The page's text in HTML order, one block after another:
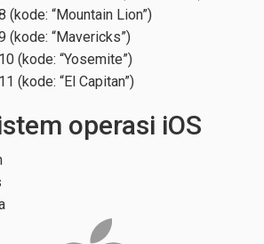
(kode: “Mountain Lion”)
(kode: “Mavericks”)
(kode: “Yosemite”)
(kode: “El Capitan”)
operasi iOS